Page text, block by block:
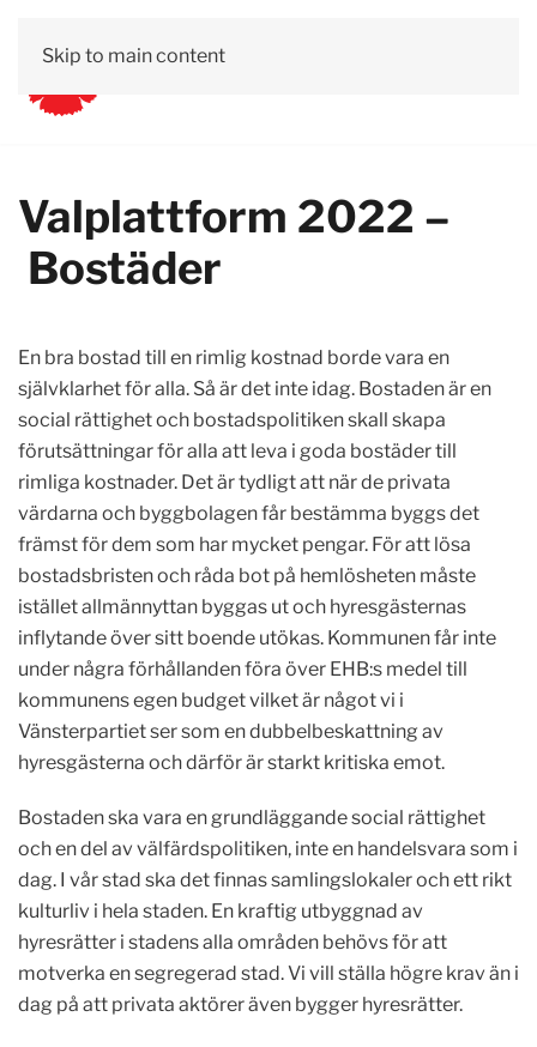
Skip to main content
Valplattform 2022 –
Bostäder
En bra bostad till en rimlig kostnad borde vara en
självklarhet för alla. Så är det inte idag. Bostaden är en
social rättighet och bostadspolitiken skall skapa
förutsättningar för alla att leva i goda bostäder till
rimliga kostnader. Det är tydligt att när de privata
värdarna och byggbolagen får bestämma byggs det
främst för dem som har mycket pengar. För att lösa
bostadsbristen och råda bot på hemlösheten måste
istället allmännyttan byggas ut och hyresgästernas
inflytande över sitt boende utökas. Kommunen får inte
under några förhållanden föra över EHB:s medel till
kommunens egen budget vilket är något vi i
Vänsterpartiet ser som en dubbelbeskattning av
hyresgästerna och därför är starkt kritiska emot.
Bostaden ska vara en grundläggande social rättighet
och en del av välfärdspolitiken, inte en handelsvara som i
dag. I vår stad ska det finnas samlingslokaler och ett rikt
kulturliv i hela staden. En kraftig utbyggnad av
hyresrätter i stadens alla områden behövs för att
motverka en segregerad stad. Vi vill ställa högre krav än i
dag på att privata aktörer även bygger hyresrätter.